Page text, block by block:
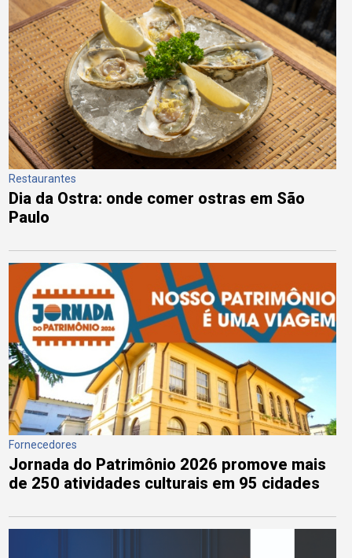
Restaurantes
Dia da Ostra: onde comer ostras em São
Paulo
Fornecedores
Jornada do Patrimônio 2026 promove mais
de 250 atividades culturais em 95 cidades